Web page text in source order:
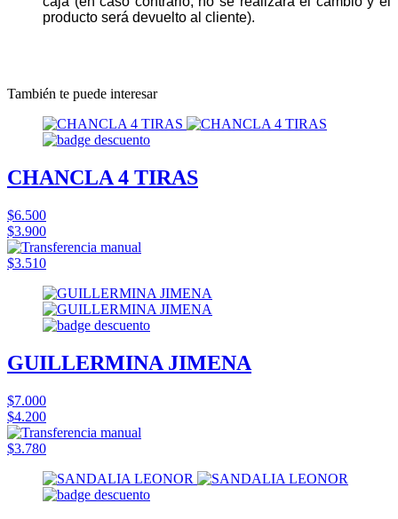
producto será devuelto al cliente).
También te puede interesar
CHANCLA 4 TIRAS
$6.500
$3.900
$3.510
GUILLERMINA JIMENA
$7.000
$4.200
$3.780